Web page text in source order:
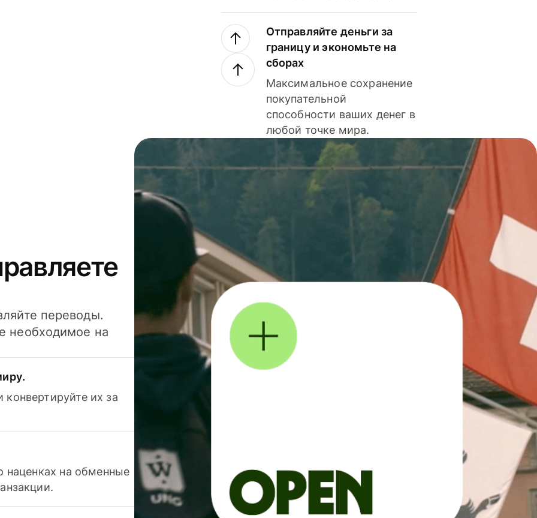
Отправляйте деньги за
границу и экономьте на
сборах
Максимальное сохранение
покупательной
способности ваших денег в
любой точке мира.
переводы.
необходимое на
их за
наценках на обменные